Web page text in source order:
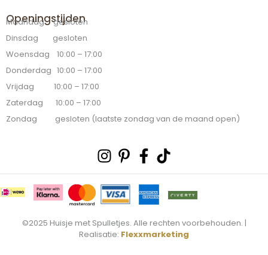
Openingstijden
Maandag gesloten
Dinsdag gesloten
Woensdag 10:00 – 17:00
Donderdag 10:00 – 17:00
Vrijdag 10:00 – 17:00
Zaterdag 10:00 – 17:00
Zondag gesloten (laatste zondag van de maand open)
Instagram
Pinterest-
p
Facebook-
f
Tiktok
©2025 Huisje met Spulletjes. Alle rechten voorbehouden. |
Realisatie: Flexxmarketing